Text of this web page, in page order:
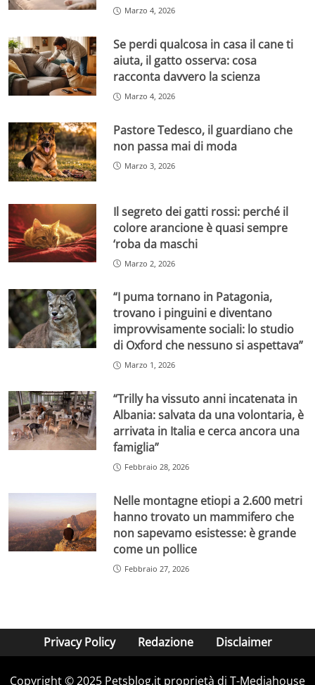
Marzo 4, 2026
Se perdi qualcosa in casa il cane ti
aiuta, il gatto osserva: cosa
racconta davvero la scienza
Marzo 4, 2026
Pastore Tedesco, il guardiano che
non passa mai di moda
Marzo 3, 2026
Il segreto dei gatti rossi: perché il
colore arancione è quasi sempre
‘roba da maschi
Marzo 2, 2026
“I puma tornano in Patagonia,
trovano i pinguini e diventano
improvvisamente sociali: lo studio
di Oxford che nessuno si aspettava”
Marzo 1, 2026
“Trilly ha vissuto anni incatenata in
Albania: salvata da una volontaria, è
arrivata in Italia e cerca ancora una
famiglia”
Febbraio 28, 2026
Nelle montagne etiopi a 2.600 metri
hanno trovato un mammifero che
non sapevamo esistesse: è grande
come un pollice
Febbraio 27, 2026
Privacy Policy Redazione Disclaimer
Copyright © 2025 Petsblog.it proprietà di T-Mediahouse